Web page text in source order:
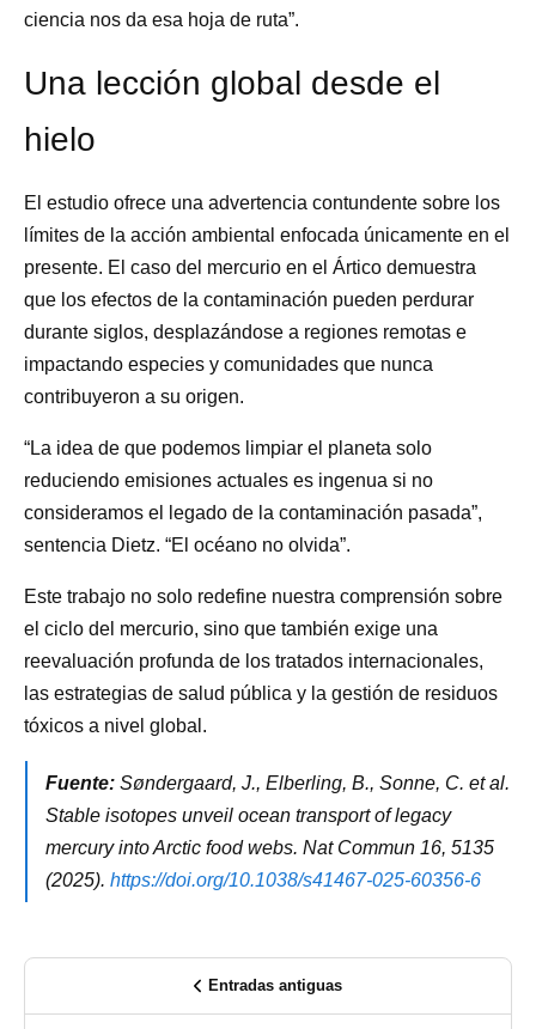
ciencia nos da esa hoja de ruta”.
Una lección global desde el
hielo
El estudio ofrece una advertencia contundente sobre los
límites de la acción ambiental enfocada únicamente en el
presente. El caso del mercurio en el Ártico demuestra
que los efectos de la contaminación pueden perdurar
durante siglos, desplazándose a regiones remotas e
impactando especies y comunidades que nunca
contribuyeron a su origen.
“La idea de que podemos limpiar el planeta solo
reduciendo emisiones actuales es ingenua si no
consideramos el legado de la contaminación pasada”,
sentencia Dietz. “El océano no olvida”.
Este trabajo no solo redefine nuestra comprensión sobre
el ciclo del mercurio, sino que también exige una
reevaluación profunda de los tratados internacionales,
las estrategias de salud pública y la gestión de residuos
tóxicos a nivel global.
Fuente: Søndergaard, J., Elberling, B., Sonne, C. et al.
Stable isotopes unveil ocean transport of legacy
mercury into Arctic food webs. Nat Commun 16, 5135
(2025). https://doi.org/10.1038/s41467-025-60356-6
Entradas antiguas